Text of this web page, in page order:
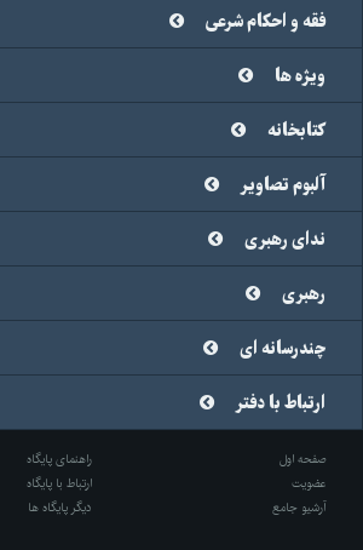
فقه و احکام شرعی
ویژه ها
کتابخانه
آلبوم تصاویر
ندای رهبری
رهبری
چندرسانه ای
ارتباط با دفتر
صفحه اول
راهنمای پایگاه
عضویت
ارتباط با پایگاه
آرشیو جامع
دیگر پایگاه ها